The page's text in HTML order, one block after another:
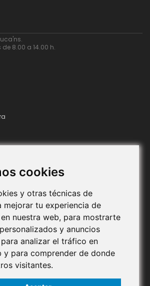
cookies
y otras técnicas de
mejorar tu experiencia de
nuestra web, para mostrarte
y anuncios
analizar el tráfico en
y para comprender de donde
visitantes.
Xarxes Socials
8.00 a 14.00 h.